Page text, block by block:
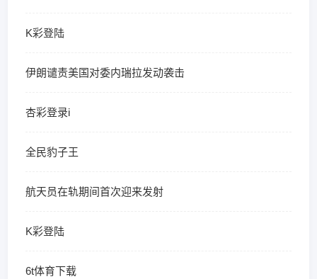
K彩登陆
伊朗谴责美国对委内瑞拉发动袭击
杏彩登录i
全民豹子王
航天员在轨期间首次迎来发射
K彩登陆
6t体育下载